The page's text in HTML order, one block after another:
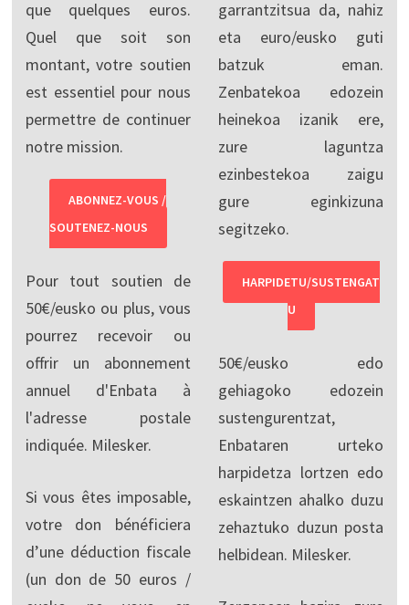
que quelques euros.
Quel que soit son
montant, votre soutien
est essentiel pour nous
permettre de continuer
notre mission.
ABONNEZ-VOUS /
SOUTENEZ-NOUS
Pour tout soutien de
50€/eusko ou plus, vous
pourrez recevoir ou
offrir un abonnement
annuel d'Enbata à
l'adresse postale
indiquée. Milesker.
Si vous êtes imposable,
votre don bénéficiera
d’une déduction fiscale
(un don de 50 euros /
garrantzitsua da, nahiz
eta euro/eusko guti
batzuk eman.
Zenbatekoa edozein
heinekoa izanik ere,
zure laguntza
ezinbestekoa zaigu
gure eginkizuna
segitzeko.
HARPIDETU/SUSTENGAT
U
50€/eusko edo
gehiagoko edozein
sustengurentzat,
Enbataren urteko
harpidetza lortzen edo
eskaintzen ahalko duzu
zehaztuko duzun posta
helbidean. Milesker.